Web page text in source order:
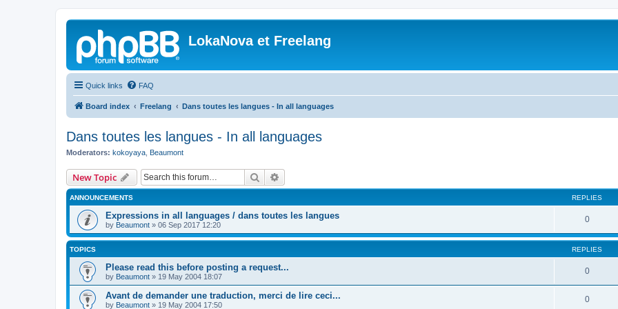
LokaNova et Freelang
Quick links FAQ
Board index Freelang Dans toutes les langues - In all languages
Dans toutes les langues - In all languages
Moderators: kokoyaya Beaumont
New Topic Search
ANNOUNCEMENTS REPLIES
Expressions in all languages / dans toutes les langues
by Beaumont » 06 Sep 2017 12:20
0
TOPICS REPLIES
Please read this before posting a request...
by Beaumont » 19 May 2004 18:07
0
Avant de demander une traduction, merci de lire ceci...
by Beaumont » 19 May 2004 17:50
0